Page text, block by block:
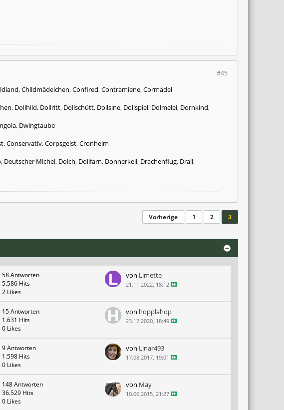
#45
Childmädelchen, Confired, Contramiene, Cormädel
Dollhild, Dollritt, Dollschütt, Dollsine, Dollspiel, Dolmelei, Dornkind,
Dwingtaube
Conservativ, Corpsgeist, Cronhelm
Michel, Dolch, Dollfarn, Donnerkeil, Drachenflug, Drall,
Vorherige 1 2 3
58 Antworten
5.586 Hits
2 Likes
von Limette
21.11.2022, 18:12
15 Antworten
1.631 Hits
0 Likes
von hopplahop
23.12.2020, 18:49
9 Antworten
1.598 Hits
0 Likes
von Linar493
17.08.2017, 19:01
148 Antworten
36.529 Hits
0 Likes
von May
10.06.2015, 21:27